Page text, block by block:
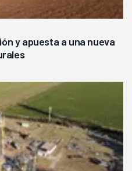
y apuesta a una nueva